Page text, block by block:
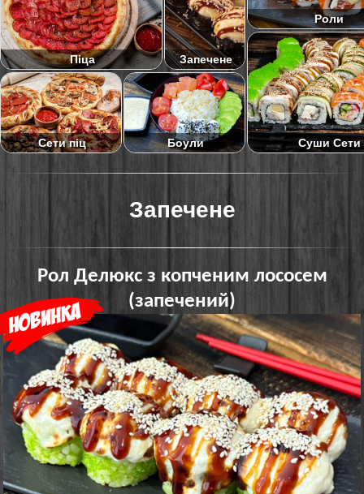
Піца Запечене
Роли
Сети піц Боули Суши Сети
Запечене
Рол Делюкс з копченим лососем
(запечений)